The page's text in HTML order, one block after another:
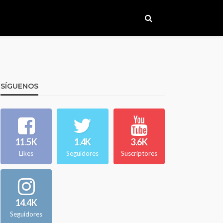
SÍGUENOS
11.5K
Likes
1.4K
Seguidores
3.6K
Suscriptores
14.4K
Seguidores